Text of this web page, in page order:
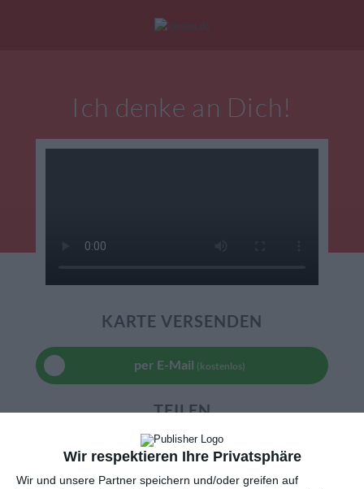
Wir respektieren Ihre Privatsphäre
Wir und unsere Partner speichern und/oder greifen auf
Ich denke an Dich!
KARTE VERSENDEN
per E-Mail (kostenlos)
TEILEN
Facebook, Twitter, WhatsApp, ...